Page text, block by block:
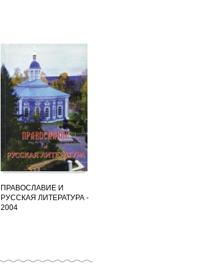
ПРАВОСЛАВИЕ И
РУССКАЯ ЛИТЕРАТУРА -
2004